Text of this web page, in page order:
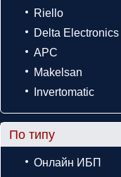
Riello
Delta Electronics
APC
Makelsan
Invertomatic
По типу
Онлайн ИБП